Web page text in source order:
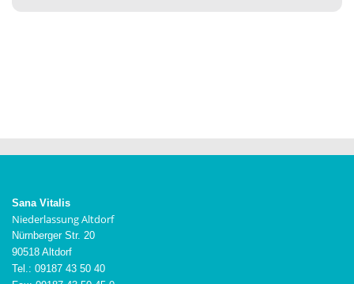
Sana Vitalis
Niederlassung Altdorf
Nürnberger Str. 20
90518 Altdorf
Tel.: 09187 43 50 40